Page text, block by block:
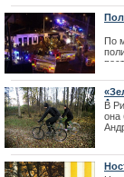
По
|
В
она